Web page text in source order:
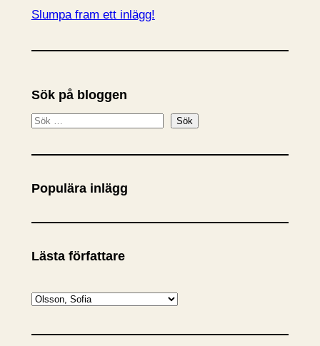
Slumpa fram ett inlägg!
Sök på bloggen
S
k
Sök
Populära inlägg
Lästa författare
K
t